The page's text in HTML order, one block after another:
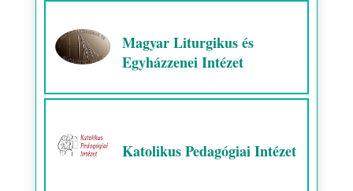
Magyar Liturgikus és
Egyházzenei Intézet
Katolikus Pedagógiai Intézet